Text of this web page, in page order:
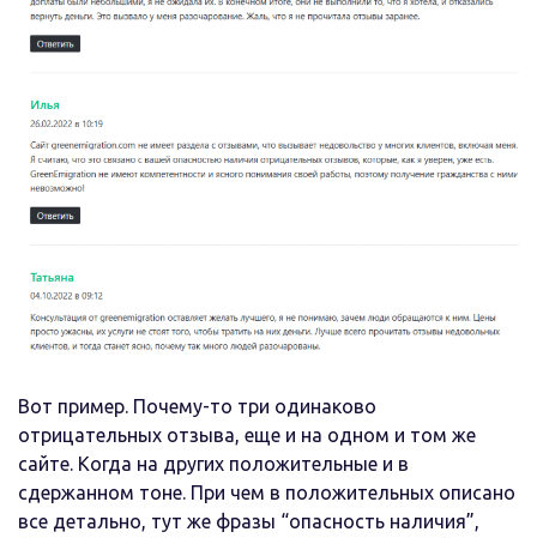
Вот пример. Почему-то три одинаково
отрицательных отзыва, еще и на одном и том же
сайте. Когда на других положительные и в
сдержанном тоне. При чем в положительных описано
все детально, тут же фразы “опасность наличия”,